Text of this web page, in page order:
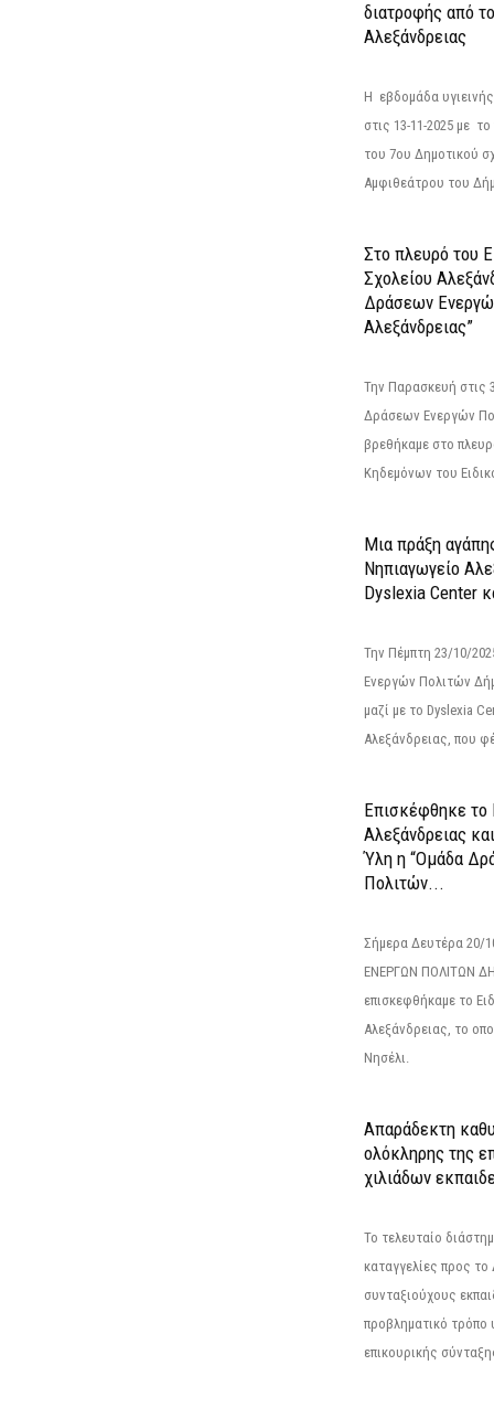
διατροφής από
Αλεξάνδρειας
Η εβδομάδα
στις 13-11-2025 με
του 7ου Δημοτικού
Αμφιθεάτρου του
Στο πλευρό του
Σχολείου
Δράσεων
Αλεξάνδρειας”
Την Παρασκευή
Δράσεων Ενεργών
βρεθήκαμε στο
Κηδεμόνων του
Μια πράξη
Νηπιαγωγείο
Dyslexia Center
Την Πέμπτη 23/10/
Ενεργών Πολιτών
μαζί με το Dyslexia
Αλεξάνδρειας, που
Επισκέφθηκε το
Αλεξάνδρειας
Ύλη η “Ομάδα
Πολιτών...
Σήμερα Δευτέρα
ΕΝΕΡΓΩΝ ΠΟΛΙΤΩΝ
επισκεφθήκαμε το
Αλεξάνδρειας, το
Νησέλι.
Απαράδεκτη
ολόκληρης της
χιλιάδων
Το τελευταίο
καταγγελίες προς
συνταξιούχους
προβληματικό τρόπο
επικουρικής